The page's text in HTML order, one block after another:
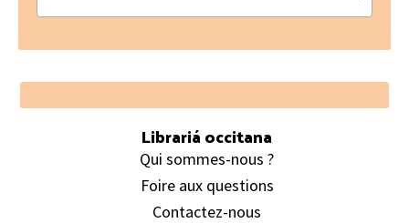
Footer
Librariá occitana
Qui sommes-nous ?
Foire aux questions
Contactez-nous